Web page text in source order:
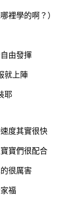
裡學的啊？）
由發揮
就上陣
耶
度其實很快
寶們很配合
很厲害
福